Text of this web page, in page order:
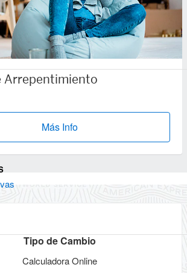
Arrepentimiento
Más Info
Tipo de Cambio
Calculadora Online